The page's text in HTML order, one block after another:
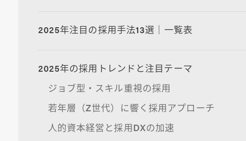
2025年注目の採用手法13選｜一覧表
2025年の採用トレンドと注目テーマ
ジョブ型・スキル重視の採用
若年層（Z世代）に響く採用アプローチ
人的資本経営と採用DXの加速